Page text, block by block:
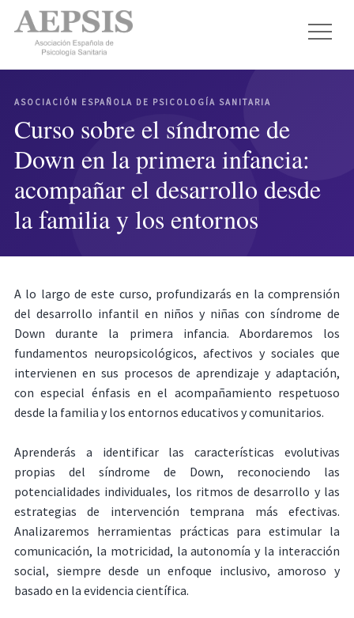
ASOCIACIÓN ESPAÑOLA DE PSICOLOGÍA SANITARIA
Curso sobre el síndrome de
Down en la primera infancia:
acompañar el desarrollo desde
la familia y los entornos
A lo largo de este curso, profundizarás en la comprensión
del desarrollo infantil en niños y niñas con síndrome de
Down durante la primera infancia. Abordaremos los
fundamentos neuropsicológicos, afectivos y sociales que
intervienen en sus procesos de aprendizaje y adaptación,
con especial énfasis en el acompañamiento respetuoso
desde la familia y los entornos educativos y comunitarios.
Aprenderás a identificar las características evolutivas
propias del síndrome de Down, reconociendo las
potencialidades individuales, los ritmos de desarrollo y las
estrategias de intervención temprana más efectivas.
Analizaremos herramientas prácticas para estimular la
comunicación, la motricidad, la autonomía y la interacción
social, siempre desde un enfoque inclusivo, amoroso y
basado en la evidencia científica.